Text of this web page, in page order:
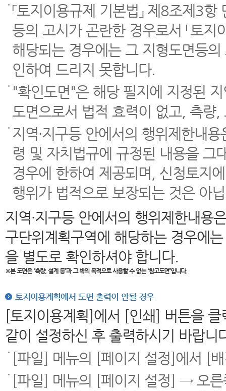
「토지이용규제 기본법」 제8조제3
등의 고시가 곤란한 경우로서 「토
해당되는 경우에는 그 지형도면등
인하여 드리지 못합니다.
"확인도면"은 해당 필지에 지정된
도면으로서 법적 효력이 없고, 측량
지역·지구등 안에서의 행위제한내
령 및 자치법규에 규정된 내용을 그
경우에 한하여 제공되며, 신청토지
행위가 법적으로 보장되는 것은 아
지역·지구등 안에서의 행위제한내용
구단위계획구역에 해당하는 경우에
을 별도로 확인하셔야 합니다.
※본 도면은“측량, 설계 등”과 그 밖의 목적으로 사용할 수 없는 “참고도면”입니다.
토지이용계획에서 도면 출력이 안될 경우
[토지이용계획]에서 [인쇄] 버튼을
같이 설정하신 후 출력하시기 바랍니
[파일] 메뉴의 [페이지 설정]에서 [
[파일] 메뉴의 [페이지 설정] → 오